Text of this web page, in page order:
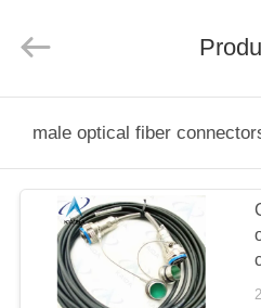
LA
MAISON
PRODUITS
HOLDING
LIMITED.
male optical fiber